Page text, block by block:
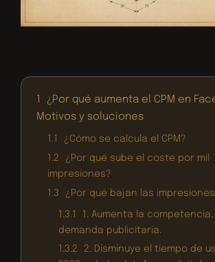
1
¿Por qué aumenta el CPM en
Motivos y soluciones
1.1
¿Cómo se calcula el CPM?
1.2
¿Por qué sube el coste por mil
impresiones?
1.3
¿Por qué bajan las
1.3.1
1. Aumenta la
demanda publicitaria.
1.3.2
2. Disminuye el tiempo de